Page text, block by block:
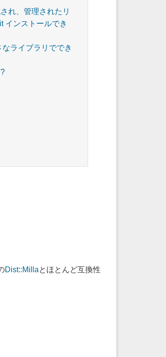
れ、管理されたリ
インストールでき
ライブラリででき
Dist::Millaとほとんど互換性